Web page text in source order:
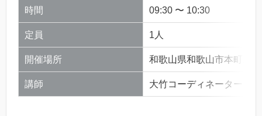
時間 09:30 〜 10:30
定員 1人
開催場所 和歌山県和歌山市本町二
講師 大竹コーディネーター